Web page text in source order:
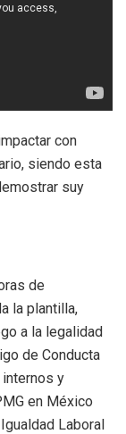
con
siendo esta
suy
de
la plantilla,
a la legalidad
de Conducta
y
en México
Laboral